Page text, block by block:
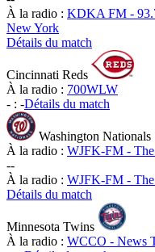
À la radio : KDKA FM -
New York
Détails du match
Cincinnati Reds
À la radio : 700WLW
- : -Détails du match
Washington Nationals
À la radio : WJFK-FM -
--
À la radio : WJFK-FM -
Détails du match
Minnesota Twins
À la radio : WCCO - News